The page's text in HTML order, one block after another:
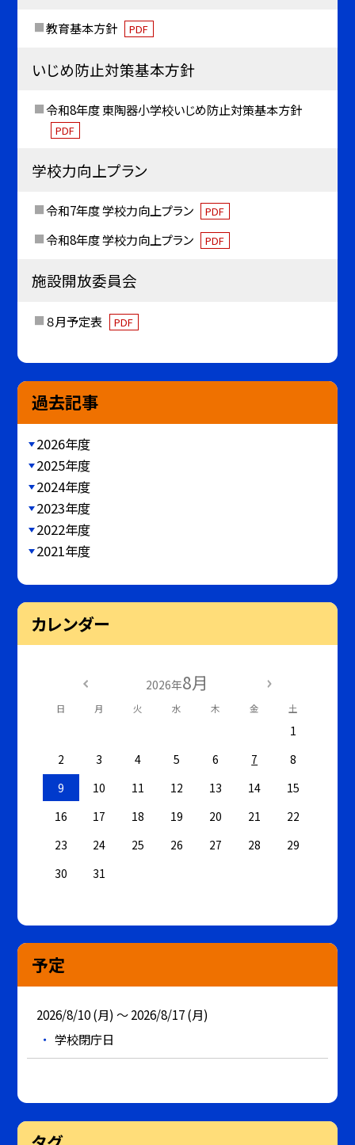
教育基本方針 PDF
いじめ防止対策基本方針
令和8年度 東陶器小学校いじめ防止対策基本方針
PDF
学校力向上プラン
令和7年度 学校力向上プラン PDF
令和8年度 学校力向上プラン PDF
施設開放委員会
８月予定表 PDF
過去記事
2026年度
2025年度
2024年度
2023年度
2022年度
2021年度
カレンダー
2026年8月
日 月 火 水 木 金 土
1
2
3 4 5 6 7
8
9
10 11 12 13 14
15
16
17 18 19 20 21
22
23
24 25 26 27 28
29
30
31
予定
2026/8/10 (月) ～ 2026/8/17 (月)
学校閉庁日